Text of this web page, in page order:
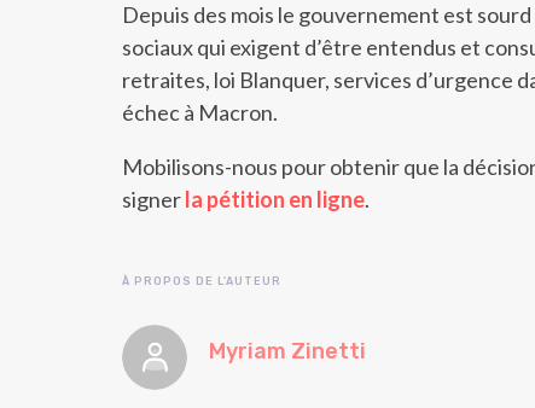
Depuis des mois le gouvernement est
sociaux qui exigent d’être entendus et
retraites, loi Blanquer, services d’urgence
échec à Macron.
Mobilisons-nous pour obtenir que la
signerla pétition en ligne.
À PROPOS DE L'AUTEUR
Myriam Zinetti